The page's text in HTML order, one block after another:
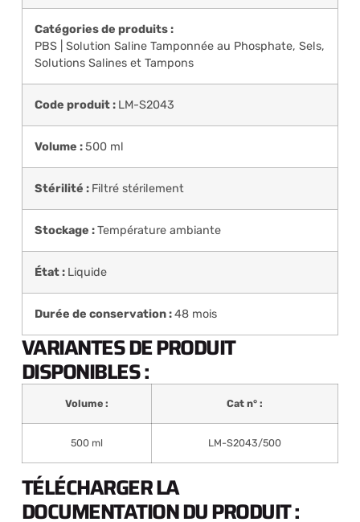
Catégories de produits :
PBS | Solution Saline Tamponnée au Phosphate, Sels,
Solutions Salines et Tampons
Code produit : LM-S2043
Volume :500 ml
Stérilité : Filtré stérilement
Stockage :Température ambiante
État : Liquide
Durée de conservation :48 mois
VARIANTES DE PRODUIT
DISPONIBLES :
Volume : Cat n° :
500 ml LM-S2043/500
TÉLÉCHARGER LA
DOCUMENTATION DU PRODUIT :